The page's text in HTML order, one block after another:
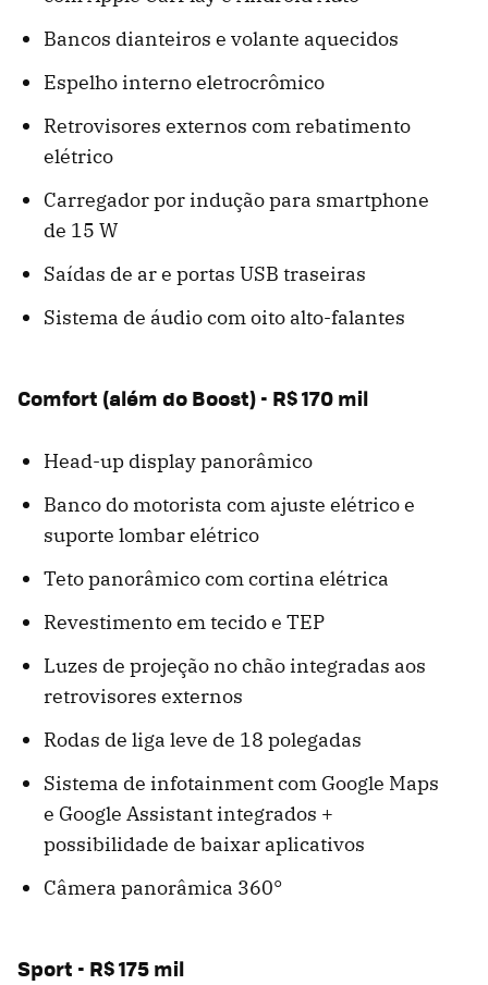
Bancos dianteiros e volante aquecidos
Espelho interno eletrocrômico
Retrovisores externos com rebatimento
elétrico
Carregador por indução para smartphone
de 15 W
Saídas de ar e portas USB traseiras
Sistema de áudio com oito alto-falantes
Comfort (além do Boost) - R$ 170 mil
Head-up display panorâmico
Banco do motorista com ajuste elétrico e
suporte lombar elétrico
Teto panorâmico com cortina elétrica
Revestimento em tecido e TEP
Luzes de projeção no chão integradas aos
retrovisores externos
Rodas de liga leve de 18 polegadas
Sistema de infotainment com Google Maps
e Google Assistant integrados +
possibilidade de baixar aplicativos
Câmera panorâmica 360°
Sport - R$ 175 mil